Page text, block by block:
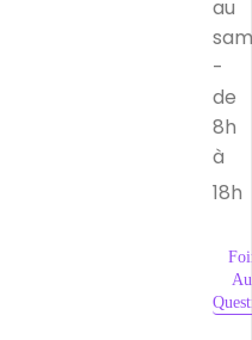
au
-
de
8h
à
18h